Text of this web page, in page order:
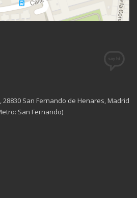
28830 San Fernando de Henares, Madrid
San Fernando)